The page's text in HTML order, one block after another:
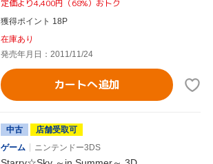
定価より4,400円（68%）おトク
獲得ポイント 18P
在庫あり
発売年月日：2011/11/24
カートへ追加
中古
店舗受取可
ゲーム
ニンテンドー3DS